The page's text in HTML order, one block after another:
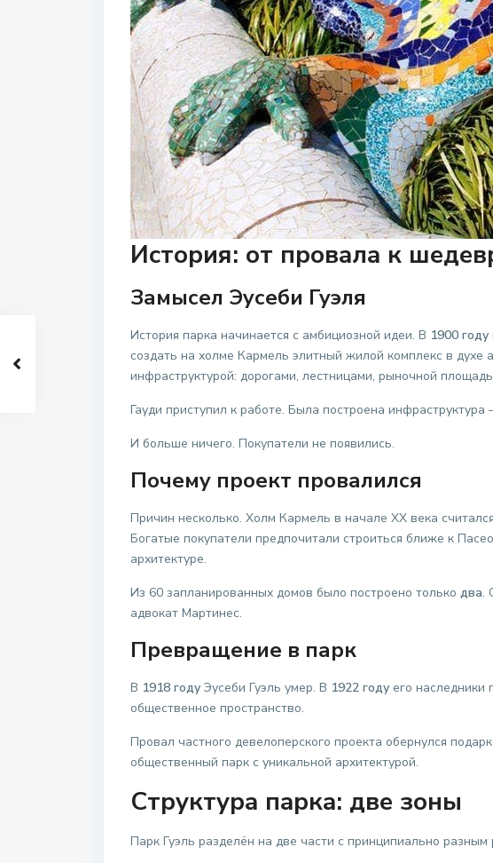
История: от провала к
Замысел Эусеби Гуэля
История парка начинается с амбициозной идеи. В 1900 году
создать на холме Кармель элитный жилой комплекс в духе
инфраструктурой: дорогами, лестницами, рыночной
Гауди приступил к работе. Была построена
И больше ничего. Покупатели не появились.
Почему проект провалился
Причин несколько. Холм Кармель в начале XX века
Богатые покупатели предпочитали строиться ближе к
архитектуре.
Из 60 запланированных домов было построено только два.
адвокат Мартинес.
Превращение в парк
В 1918 году Эусеби Гуэль умер. В 1922 году его
общественное пространство.
Провал частного девелоперского проекта обернулся
общественный парк с уникальной архитектурой.
Структура парка: две зоны
Парк Гуэль разделён на две части с принципиально